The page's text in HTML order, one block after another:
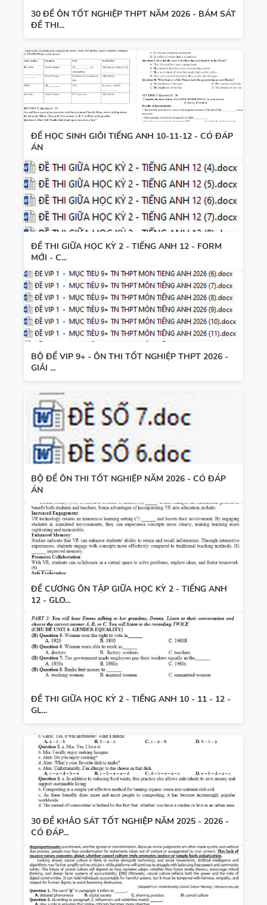
30 ĐỀ ÔN TỐT NGHIỆP THPT NĂM 2026 - BÁM SÁT
ĐỀ THI...
ĐỀ HỌC SINH GIỎI TIẾNG ANH 10-11-12 - CÓ ĐÁP
ÁN
ĐỀ THI GIỮA HỌC KỲ 2 - TIẾNG ANH 12 - FORM
MỚI - C...
BỘ ĐỀ VIP 9+ - ÔN THI TỐT NGHIỆP THPT 2026 -
GIẢI ...
BỘ ĐỀ ÔN THI TỐT NGHIỆP NĂM 2026 - CÓ ĐÁP
ÁN
ĐỀ CƯƠNG ÔN TẬP GIỮA HỌC KỲ 2 - TIẾNG ANH
12 - GLO...
ĐỀ THI GIỮA HỌC KỲ 2 - TIẾNG ANH 10 - 11 - 12 -
GL...
30 ĐỀ KHẢO SÁT TỐT NGHIỆP NĂM 2025 - 2026 -
CÓ ĐÁP...